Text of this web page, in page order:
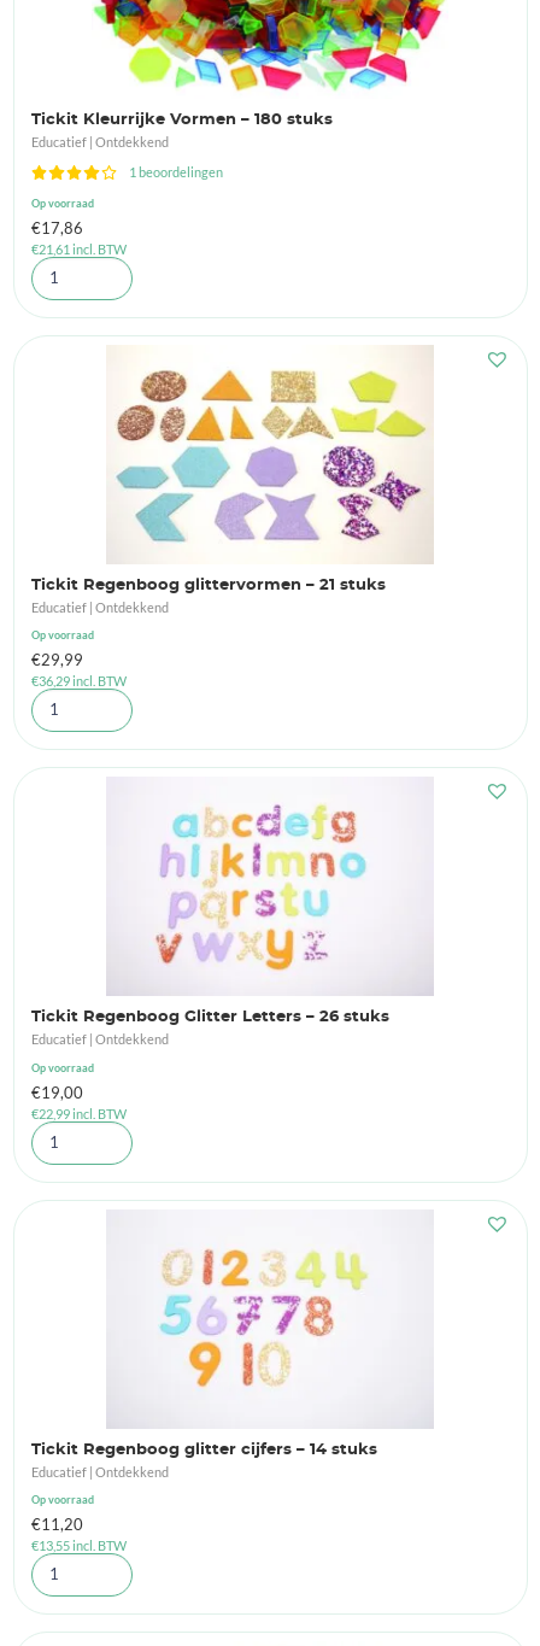
Tickit Kleurrijke Vormen – 180 stuks
Educatief | Ontdekkend
1 beoordelingen
Op voorraad
€17,86
€21,61 incl. BTW
Tickit Regenboog glittervormen – 21 stuks
Educatief | Ontdekkend
Op voorraad
€29,99
€36,29incl. BTW
Tickit Regenboog Glitter Letters – 26 stuks
Educatief | Ontdekkend
Op voorraad
€19,00
€22,99incl. BTW
Tickit Regenboog glitter cijfers – 14 stuks
Educatief | Ontdekkend
Op voorraad
€11,20
€13,55incl. BTW